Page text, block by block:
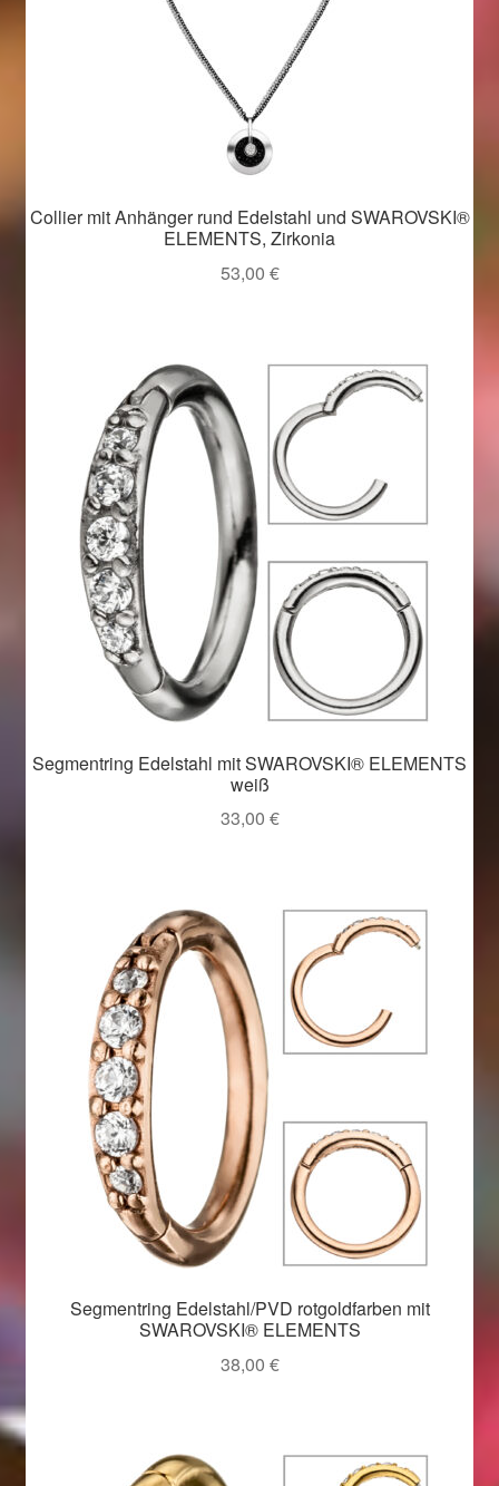
Collier mit Anhänger rund Edelstahl und SWAROVSKI®
ELEMENTS, Zirkonia
53,00 €
Segmentring Edelstahl mit SWAROVSKI® ELEMENTS
weiß
33,00 €
Segmentring Edelstahl/PVD rotgoldfarben mit
SWAROVSKI® ELEMENTS
38,00 €